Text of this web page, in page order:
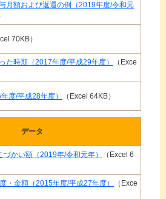
月額および返還の例（2019年度/令和元
70KB）
た時期（2017年度/平成29年度）
（Exce
度/平成28年度） （Excel 64KB）
データ
かい額（2019年/令和元年）
（Excel 6
・金額（2015年度/平成27年度）
（Exce